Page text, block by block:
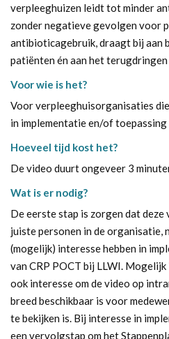
verpleeghuizen leidt tot minder
zonder negatieve gevolgen voor
antibioticagebruik, draagt bij aan
patiënten én aan het
Voor wie is het?
Voor verpleeghuisorganisaties
in implementatie en/of toepassing
Hoeveel tijd kost het?
De video duurt ongeveer 3
Wat is er nodig?
De eerste stap is zorgen dat
juiste personen in de organisatie,
(mogelijk) interesse hebben in
van CRP POCT bij LLWI.
ook interesse om de video op
breed beschikbaar is voor
te bekijken is. Bij interesse in
een vervolgstap om het